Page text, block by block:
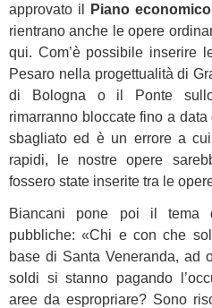
approvato il
Piano
rientrano anche le opere
qui. Com’è possibile inserire
Pesaro nella progettualità di
di Bologna o il Ponte
rimarranno bloccate fino a
sbagliato ed è un errore a
rapidi, le nostre opere
fossero state inserite tra le
Biancani pone poi il tema
pubbliche: «Chi e con che
base di Santa Veneranda, ad
soldi si stanno pagando
aree da espropriare? Sono